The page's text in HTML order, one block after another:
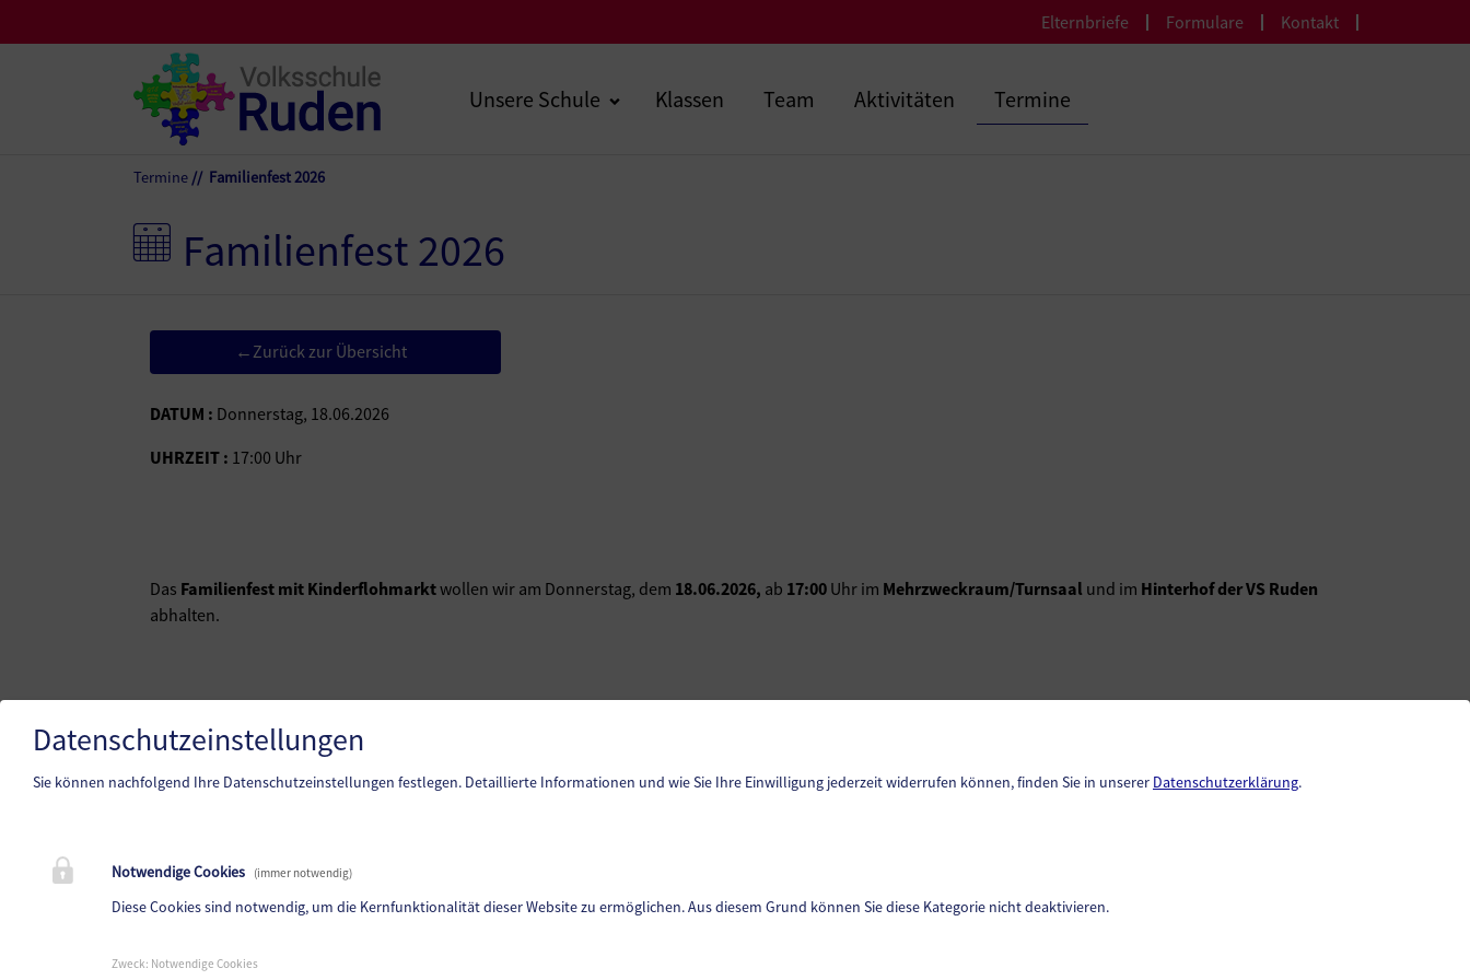
Elternbriefe Formulare Kontakt
Unsere Schule Klassen Team Aktivitäten Termine
Termine Familienfest 2026
Familienfest 2026
← Zurück zur Übersicht
DATUM : Donnerstag, 18.06.2026
UHRZEIT : 17:00 Uhr
Das Familienfest mit Kinderflohmarktwollen wir am Donnerstag, dem 18.06.2026, ab 17:00 Uhr im Mehrzweckraum/Turnsaal und im Hinterhof der VS Ruden
abhalten.
Volksschule Ruden
Obermitterdorf 50, 9113 Ruden
Fax: -
Impressum
Datenschutzeinstellungen
Sie können nachfolgend Ihre Datenschutzeinstellungen festlegen. Detaillierte Informationen und wie Sie Ihre Einwilligung jederzeit widerrufen können, finden Sie in unserer Datenschutzerklärung.
Notwendige Cookies (immer notwendig)
Diese Cookies sind notwendig, um die Kernfunktionalität dieser Website zu ermöglichen. Aus diesem Grund können Sie diese Kategorie nicht deaktivieren.
Zweck: Notwendige Cookies